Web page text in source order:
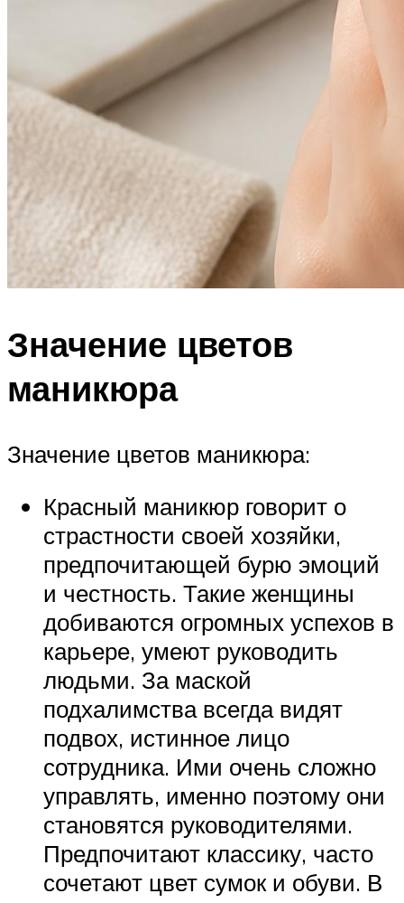
Значение цветов
маникюра
Значение цветов маникюра:
Красный маникюр говорит о
страстности своей хозяйки,
предпочитающей бурю эмоций
и честность. Такие женщины
добиваются огромных успехов в
карьере, умеют руководить
людьми. За маской
подхалимства всегда видят
подвох, истинное лицо
сотрудника. Ими очень сложно
управлять, именно поэтому они
становятся руководителями.
Предпочитают классику, часто
сочетают цвет сумок и обуви. В